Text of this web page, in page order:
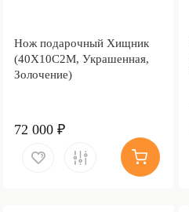
Нож подарочный Хищник
(40Х10С2М, Украшенная,
Золочение)
72 000 ₽